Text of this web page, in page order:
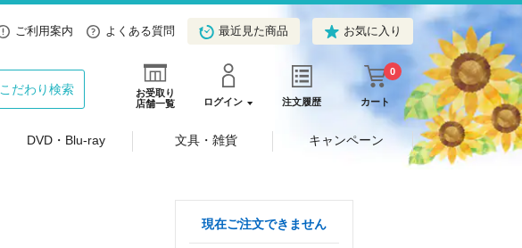
ご利用案内 よくある質問 最近見た商品 お気に入り
お受取り
店舗一覧
ログイン 注文履歴 カート
0
こだわり検索
DVD・Blu-ray 文具・雑貨 キャンペーン
現在ご注文できません